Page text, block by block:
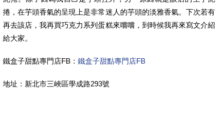
捲，在芋頭香氣的呈現上是非常迷人的芋頭的淡雅香氣。下次若有
再去該店，我再買巧克力系列蛋糕來嚐嚐，到時候我再來寫文介紹
給大家。
鐵盒子甜點專門店FB： 鐵盒子甜點專門店FB
地址： 新北市三峽區學成路293號